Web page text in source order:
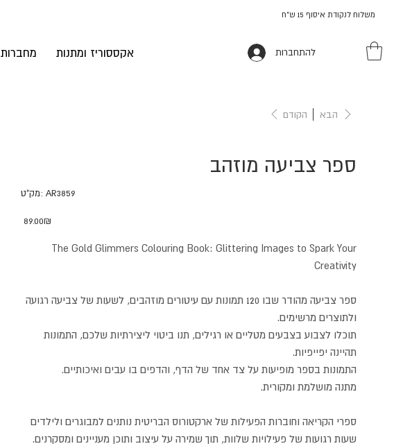
להתחברות אקססוריז ומתנות מחברות
משלוח לנקודת איסוף 15 ש"ח
הקודם הבא
ספר צביעה מוזהב
מק"ט:
מק"ט
AR3859
AR3859
‏89.00 ‏₪
The Gold Glimmers Colouring Book: Glittering Images to Spark Your
Creativity
ספר צביעה מהודר שבו 120 תמונות עם עיטורים מוזהבים, לשעות של צביעה רגועה
ולתוצרים מרשימים.
תוכלו לצבוע בצבעים מטליים או רגילים, תנו ביטוי ליצירתיות שלכם, התמונות
תהיינה יפייפיות.
התמונות בספר מופיעות על צד אחד של הדף, והדפים בו עבים ואיכותיים.
מתנה מושלמת ומקורית.
ספרי הקריאה וחוברות הפעילות של ארקטורוס הבריטית נותנים למבוגרים ולילדים
שעות רגועות של פעילויות שלוות, תוך שמירה על עיצוב ותוכן מעניינים ומסקרנים.